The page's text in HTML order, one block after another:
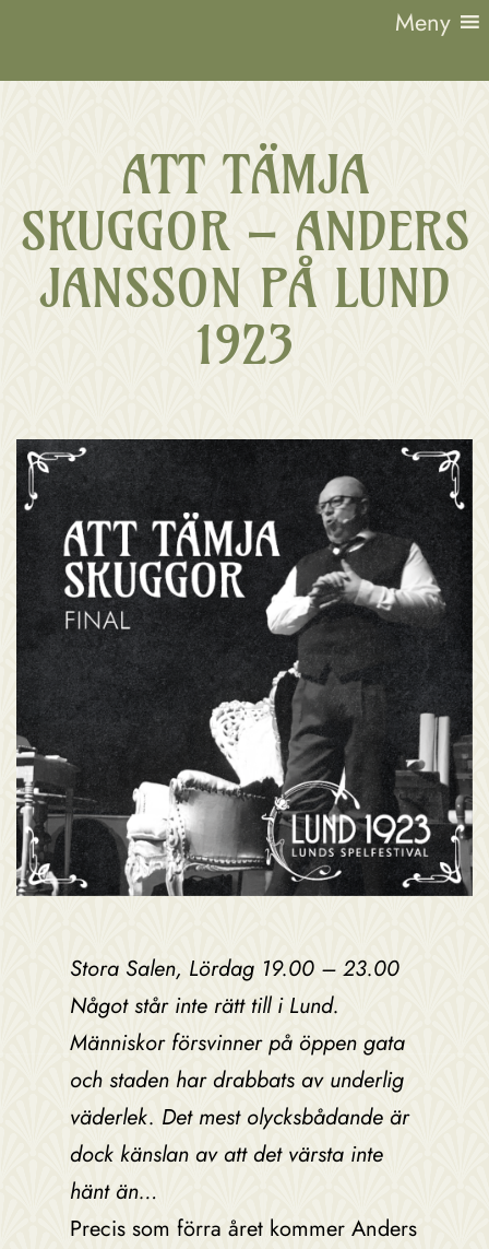
innehåll
Meny
ATT TÄMJA
SKUGGOR – ANDERS
JANSSON PÅ LUND
1923
Stora Salen, Lördag 19.00 – 23.00
Något står inte rätt till i Lund.
Människor försvinner på öppen gata
och staden har drabbats av underlig
väderlek. Det mest olycksbådande är
dock känslan av att det värsta inte
hänt än…
Precis som förra året kommer Anders